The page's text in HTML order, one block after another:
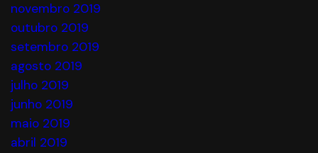
novembro 2019
outubro 2019
setembro 2019
agosto 2019
julho 2019
junho 2019
maio 2019
abril 2019